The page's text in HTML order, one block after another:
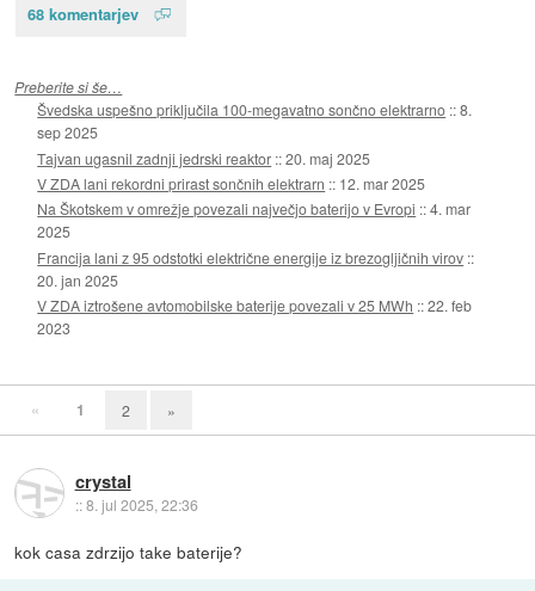
68 komentarjev
Preberite si še…
Švedska uspešno priključila 100-megavatno sončno elektrarno ::8.
sep 2025
Tajvan ugasnil zadnji jedrski reaktor ::20. maj 2025
V ZDA lani rekordni prirast sončnih elektrarn :: 12. mar 2025
Na Škotskem v omrežje povezali največjo baterijo v Evropi ::4. mar
2025
Francija lani z 95 odstotki električne energije iz brezogljičnih virov ::
20. jan 2025
V ZDA iztrošene avtomobilske baterije povezali v 25 MWh ::22. feb
2023
« 1 2 »
crystal
::8. jul 2025, 22:36
kok casa zdrzijo take baterije?